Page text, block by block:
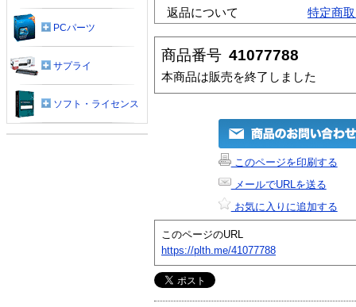
返品について
特定商
商品番号 41077788
本商品は販売を終了しました
このページを印刷する
メールでURLを送る
お気に入りに追加する
このページのURL
https://plth.me/41077788
PCパーツ
サプライ
ソフト・ライセンス